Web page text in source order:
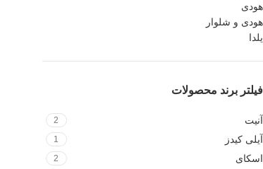
هودی
هودی و شلوار
یلدا
فیلتر برند محصولات
آنیت 2
آیلی کیدز 1
اسکای 2